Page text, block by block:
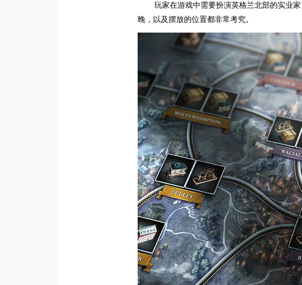
玩家在游戏中需要扮演英格兰北部的实业
晚，以及摆放的位置都非常考究。